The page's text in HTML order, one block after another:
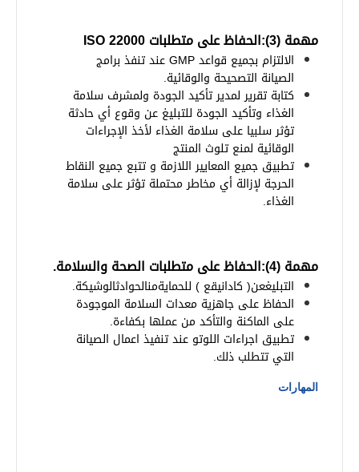
مهمة (3):الحفاظ على متطلبات
الالتزام بجميع قواعد
عند تنفذ برامج
الصيانة التصحيحة والوقائية.
كتابة تقرير لمدير تأكيد الجودة ولمشرف سلامة
الغذاء وتأكيد الجودة للتبليغ عن وقوع أي حادثة
تؤثر سلبيا على سلامة الغذاء لأخذ الإجراءات
الوقائية لمنع تلوث المنتج
تطبيق جميع المعايير اللازمة و تتبع جميع النقاط
الحرجة لإزالة أي مخاطر محتملة تؤثر على سلامة
الغذاء.
مهمة (4):الحفاظ على متطلبات الصحة والسلامة .
التبليغعن( كادانيقع ) للحمايةمنالحوادثالوشيكة.
الحفاظ على جاهزية معدات السلامة الموجودة
على الماكنة والتأكد من عملها بكفاءة.
تطبيق اجراءات اللوتو عند تنفيذ اعمال الصيانة
التي تتطلب ذلك.
المهارات